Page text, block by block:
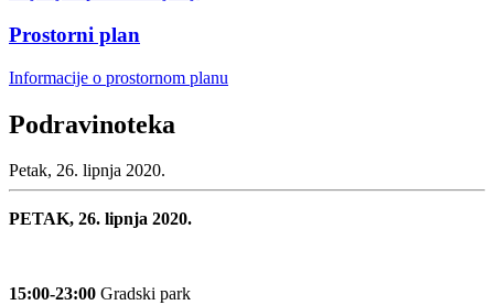
Prostorni plan
Informacije o prostornom planu
Podravinoteka
Petak, 26. lipnja 2020.
PETAK, 26. lipnja 2020.
15:00-23:00 Gradski park